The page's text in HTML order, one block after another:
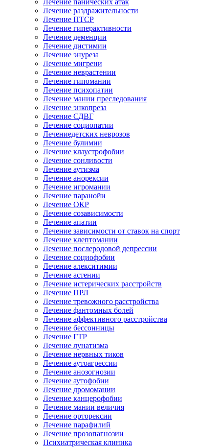
Лечение панических атак
Лечение раздражительности
Лечение ПТСР
Лечение гиперактивности
Лечение деменции
Лечение дистимии
Лечение энуреза
Лечение мигрени
Лечение неврастении
Лечение гипомании
Лечение психопатии
Лечение мании преследования
Лечение энкопреза
Лечение СДВГ
Лечение социопатии
Лечениедетских неврозов
Лечение булимии
Лечение клаустрофобии
Лечение сонливости
Лечение аутизма
Лечение анорексии
Лечение игромании
Лечение паранойи
Лечение ОКР
Лечение созависимости
Лечение апатии
Лечение зависимости от ставок на спорт
Лечение клептомании
Лечение послеродовой депрессии
Лечение социофобии
Лечение алекситимии
Лечение астении
Лечение истерических расстройств
Лечение ПРЛ
Лечение тревожного расстройства
Лечение фантомных болей
Лечение аффективного расстройства
Лечение бессонницы
Лечение ГТР
Лечение лунатизма
Лечение нервных тиков
Лечение аутоагрессии
Лечение анозогнозии
Лечение аутофобии
Лечение дромомании
Лечение канцерофобии
Лечение мании величия
Лечение орторексии
Лечение парафилий
Лечение прозопагнозии
Психиатрическая клиника